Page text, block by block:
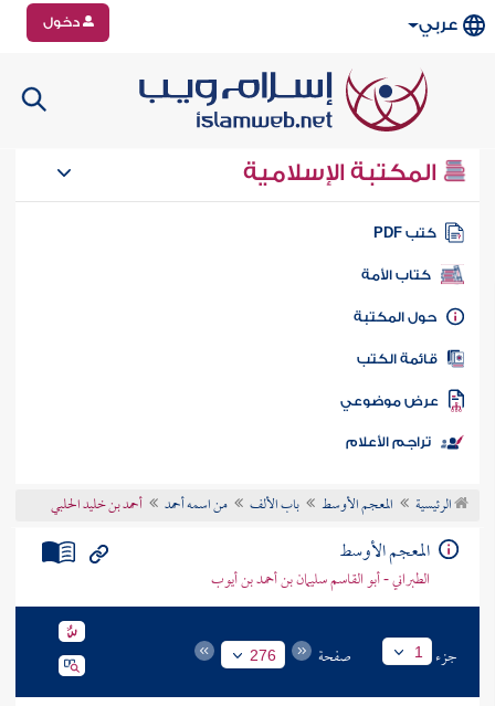
عربي دخول
المكتبة الإسلامية
كتب PDF
كتاب الأمة
المكتبة
الكتب
موضوعي
تراجم الأعلام
الرئيسية المعجم الأوسط باب الألف من اسمه أحمد أحمد بن خليد الحلبي
المعجم الأوسط
الطبراني - أبو القاسم سليمان بن أحمد بن أيوب
جزء 1 صفحة 276